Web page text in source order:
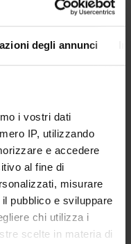
degli annunci
i vostri dati
IP, utilizzando
e accedere
al fine di
misurare
pubblico e sviluppare
chi utilizza i
scelte in materia di